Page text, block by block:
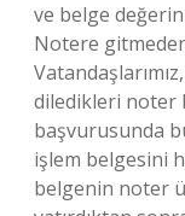
ve belge
Notere
diledikleri noter
başvurusunda
işlem belgesini
belgenin noter